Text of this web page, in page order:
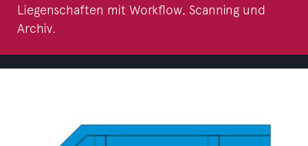
Liegenschaften mit Workflow, Scanning und
Archiv.